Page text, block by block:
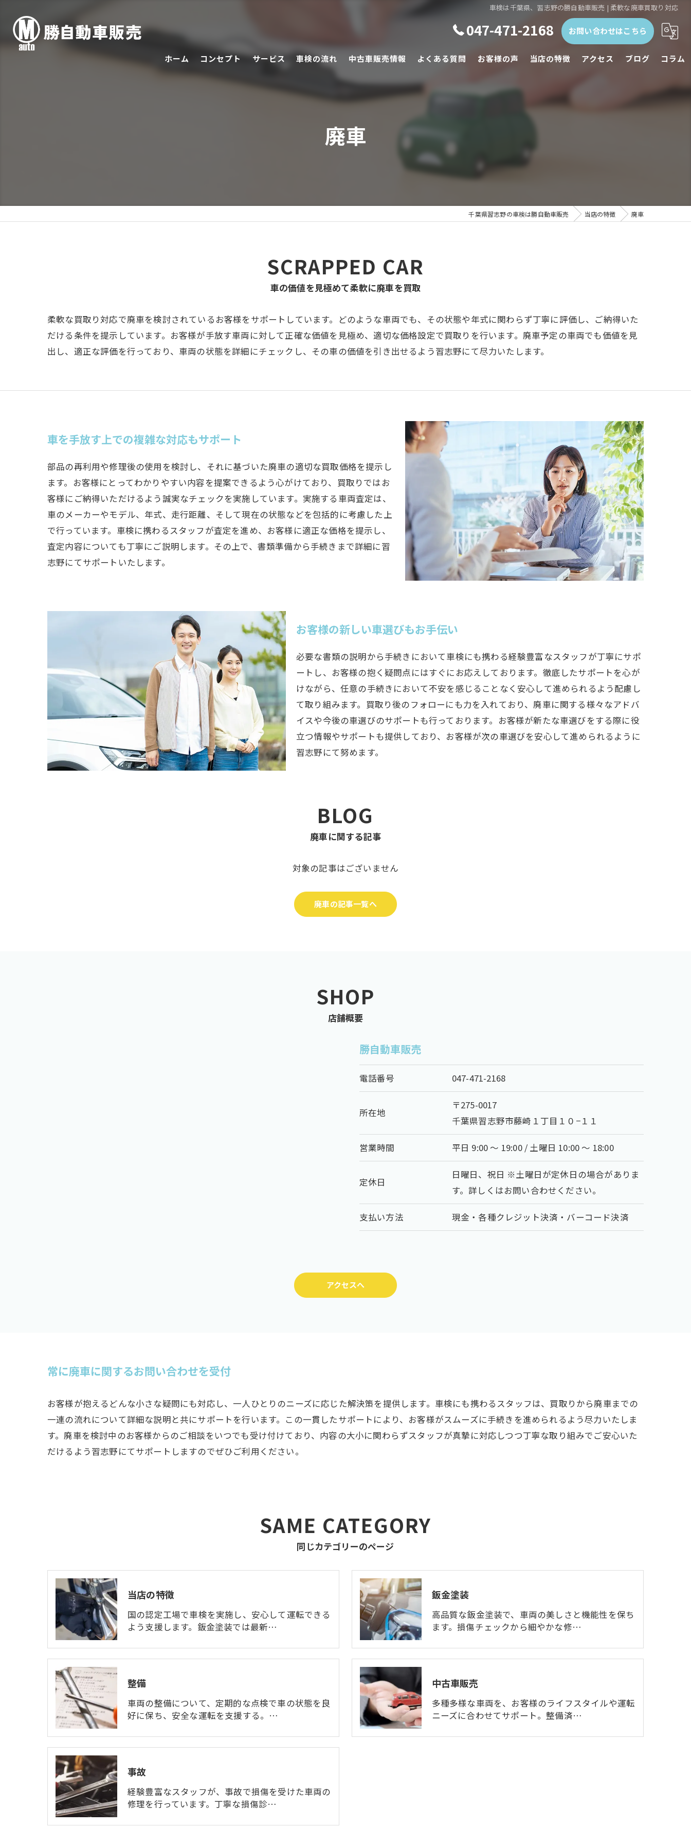
車検は千葉県、習志野の勝自動車販売 | 柔軟な廃車買取り対応
047-471-2168 お問い合わせはこちら
ホーム コンセプト サービス 車検の流れ 中古車販売情報 よくある質問 お客様の声 当店の特徴 アクセス ブログ コラム
廃車
千葉県習志野の車検は勝自動車販売 当店の特徴 廃車
車の価値を見極めて柔軟に廃車を買取
SCRAPPED CAR
柔軟な買取り対応で廃車を検討されているお客様をサポートしています。どのような車両でも、その状態や年式に関わらず丁寧に評価し、ご納得いた
だける条件を提示しています。お客様が手放す車両に対して正確な価値を見極め、適切な価格設定で買取りを行います。廃車予定の車両でも価値を見
出し、適正な評価を行っており、車両の状態を詳細にチェックし、その車の価値を引き出せるよう習志野にて尽力いたします。
車を手放す上での複雑な対応もサポート
部品の再利用や修理後の使用を検討し、それに基づいた廃車の適切な買取価格を提示し
ます。お客様にとってわかりやすい内容を提案できるよう心がけており、買取りではお
客様にご納得いただけるよう誠実なチェックを実施しています。実施する車両査定は、
車のメーカーやモデル、年式、走行距離、そして現在の状態などを包括的に考慮した上
で行っています。車検に携わるスタッフが査定を進め、お客様に適正な価格を提示し、
査定内容についても丁寧にご説明します。その上で、書類準備から手続きまで詳細に習
志野にてサポートいたします。
お客様の新しい車選びもお手伝い
必要な書類の説明から手続きにおいて車検にも携わる経験豊富なスタッフが丁寧にサポ
ートし、お客様の抱く疑問点にはすぐにお応えしております。徹底したサポートを心が
けながら、任意の手続きにおいて不安を感じることなく安心して進められるよう配慮し
て取り組みます。買取り後のフォローにも力を入れており、廃車に関する様々なアドバ
イスや今後の車選びのサポートも行っております。お客様が新たな車選びをする際に役
立つ情報やサポートも提供しており、お客様が次の車選びを安心して進められるように
習志野にて努めます。
BLOG
廃車に関する記事
対象の記事はございません
廃車の記事一覧へ
店舗概要
SHOP
勝自動車販売
電話番号 047-471-2168
所在地
〒275-0017
千葉県習志野市藤崎１丁目１０−１１
営業時間 平日 9:00 ～ 19:00 / 土曜日 10:00 ～ 18:00
定休日
日曜日、祝日 ※土曜日が定休日の場合がありま
す。詳しくはお問い合わせください。
支払い方法 現金・各種クレジット決済・バーコード決済
アクセスへ
常に廃車に関するお問い合わせを受付
お客様が抱えるどんな小さな疑問にも対応し、一人ひとりのニーズに応じた解決策を提供します。車検にも携わるスタッフは、買取りから廃車までの
一連の流れについて詳細な説明と共にサポートを行います。この一貫したサポートにより、お客様がスムーズに手続きを進められるよう尽力いたしま
す。廃車を検討中のお客様からのご相談をいつでも受け付けており、内容の大小に関わらずスタッフが真摯に対応しつつ丁寧な取り組みでご安心いた
だけるよう習志野にてサポートしますのでぜひご利用ください。
同じカテゴリーのページ
SAME CATEGORY
当店の特徴
国の認定工場で車検を実施し、安心して運転できる
よう支援します。鈑金塗装では最新…
鈑金塗装
高品質な鈑金塗装で、車両の美しさと機能性を保ち
ます。損傷チェックから細やかな修…
整備
車両の整備について、定期的な点検で車の状態を良
好に保ち、安全な運転を支援する。…
中古車販売
多種多様な車両を、お客様のライフスタイルや運転
ニーズに合わせてサポート。整備済…
事故
経験豊富なスタッフが、事故で損傷を受けた車両の
修理を行っています。丁寧な損傷診…